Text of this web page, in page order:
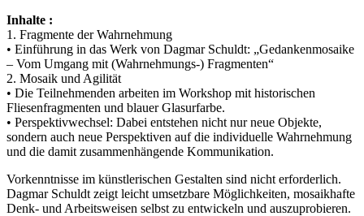
Inhalte :
1. Fragmente der Wahrnehmung
• Einführung in das Werk von Dagmar Schuldt: „Gedankenmosaike
– Vom Umgang mit (Wahrnehmungs-) Fragmenten“
2. Mosaik und Agilität
• Die Teilnehmenden arbeiten im Workshop mit historischen
Fliesenfragmenten und blauer Glasurfarbe.
• Perspektivwechsel: Dabei entstehen nicht nur neue Objekte,
sondern auch neue Perspektiven auf die individuelle Wahrnehmung
und die damit zusammenhängende Kommunikation.
Vorkenntnisse im künstlerischen Gestalten sind nicht erforderlich.
Dagmar Schuldt zeigt leicht umsetzbare Möglichkeiten, mosaikhafte
Denk- und Arbeitsweisen selbst zu entwickeln und auszuprobieren.